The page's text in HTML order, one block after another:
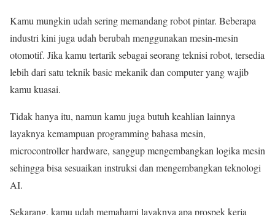
Kamu mungkin udah sering memandang robot pintar. Beberapa
industri kini juga udah berubah menggunakan mesin-mesin
otomotif. Jika kamu tertarik sebagai seorang teknisi robot, tersedia
lebih dari satu teknik basic mekanik dan computer yang wajib
kamu kuasai.
Tidak hanya itu, namun kamu juga butuh keahlian lainnya
layaknya kemampuan programming bahasa mesin,
microcontroller hardware, sanggup mengembangkan logika mesin
sehingga bisa sesuaikan instruksi dan mengembangkan teknologi
AI.
Sekarang, kamu udah memahami layaknya apa prospek kerja